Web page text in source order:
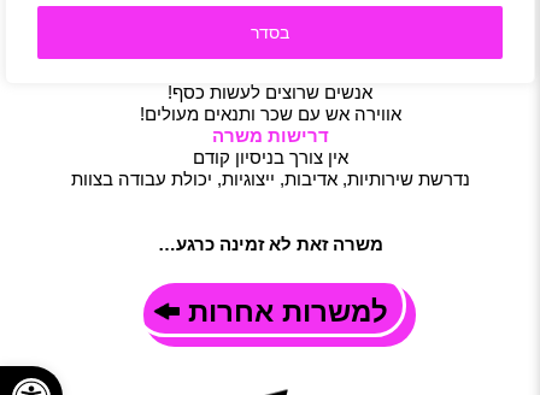
בסדר
תיאור משרה
ג'פניקה הרצליה מחפשת אתכם!
אנשים שרוצים לעשות כסף!
אווירה אש עם שכר ותנאים מעולים!
דרישות משרה
אין צורך בניסיון קודם
נדרשת שירותיות, אדיבות, ייצוגיות, יכולת עבודה בצוות
משרה זאת לא זמינה כרגע…
למשרות אחרות